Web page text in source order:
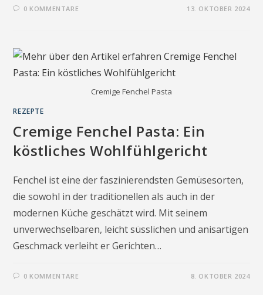
0 KOMMENTARE 13. OKTOBER 2024
Cremige Fenchel Pasta
REZEPTE
Cremige Fenchel Pasta: Ein
köstliches Wohlfühlgericht
Fenchel ist eine der faszinierendsten Gemüsesorten,
die sowohl in der traditionellen als auch in der
modernen Küche geschätzt wird. Mit seinem
unverwechselbaren, leicht süsslichen und anisartigen
Geschmack verleiht er Gerichten…
0 KOMMENTARE 8. OKTOBER 2024